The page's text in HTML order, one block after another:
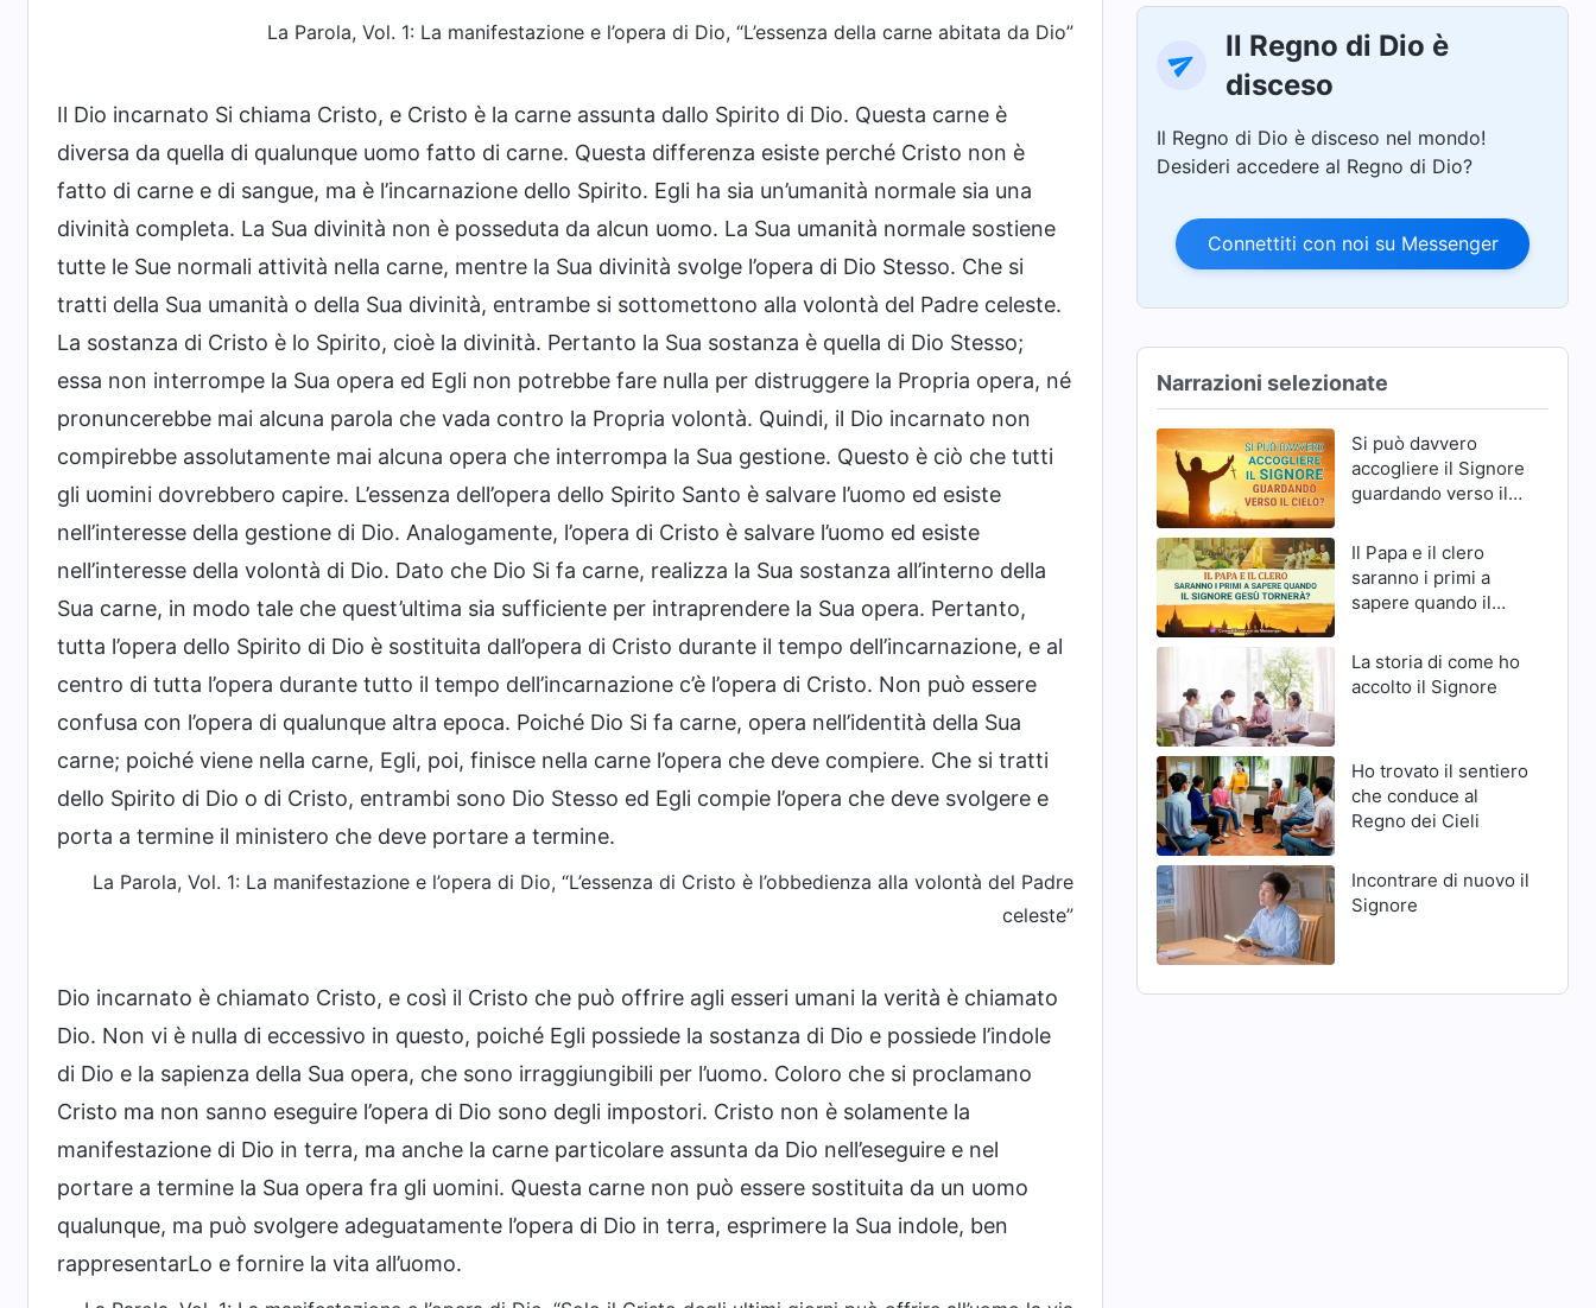
La Parola, Vol. 1: La manifestazione e l’opera di Dio, “L’essenza della carne abitata da Dio”
Il Dio incarnato Si chiama Cristo, e Cristo è la carne assunta dallo Spirito di Dio. Questa carne è
diversa da quella di qualunque uomo fatto di carne. Questa differenza esiste perché Cristo non è
fatto di carne e di sangue, ma è l’incarnazione dello Spirito. Egli ha sia un’umanità normale sia una
divinità completa. La Sua divinità non è posseduta da alcun uomo. La Sua umanità normale sostiene
tutte le Sue normali attività nella carne, mentre la Sua divinità svolge l’opera di Dio Stesso. Che si
tratti della Sua umanità o della Sua divinità, entrambe si sottomettono alla volontà del Padre celeste.
La sostanza di Cristo è lo Spirito, cioè la divinità. Pertanto la Sua sostanza è quella di Dio Stesso;
essa non interrompe la Sua opera ed Egli non potrebbe fare nulla per distruggere la Propria opera, né
pronuncerebbe mai alcuna parola che vada contro la Propria volontà. Quindi, il Dio incarnato non
compirebbe assolutamente mai alcuna opera che interrompa la Sua gestione. Questo è ciò che tutti
gli uomini dovrebbero capire. L’essenza dell’opera dello Spirito Santo è salvare l’uomo ed esiste
nell’interesse della gestione di Dio. Analogamente, l’opera di Cristo è salvare l’uomo ed esiste
nell’interesse della volontà di Dio. Dato che Dio Si fa carne, realizza la Sua sostanza all’interno della
Sua carne, in modo tale che quest’ultima sia sufficiente per intraprendere la Sua opera. Pertanto,
tutta l’opera dello Spirito di Dio è sostituita dall’opera di Cristo durante il tempo dell’incarnazione, e al
centro di tutta l’opera durante tutto il tempo dell’incarnazione c’è l’opera di Cristo. Non può essere
confusa con l’opera di qualunque altra epoca. Poiché Dio Si fa carne, opera nell’identità della Sua
carne; poiché viene nella carne, Egli, poi, finisce nella carne l’opera che deve compiere. Che si tratti
dello Spirito di Dio o di Cristo, entrambi sono Dio Stesso ed Egli compie l’opera che deve svolgere e
porta a termine il ministero che deve portare a termine.
La Parola, Vol. 1: La manifestazione e l’opera di Dio, “L’essenza di Cristo è l’obbedienza alla volontà del Padre
celeste”
Dio incarnato è chiamato Cristo, e così il Cristo che può offrire agli esseri umani la verità è chiamato
Dio. Non vi è nulla di eccessivo in questo, poiché Egli possiede la sostanza di Dio e possiede l’indole
di Dio e la sapienza della Sua opera, che sono irraggiungibili per l’uomo. Coloro che si proclamano
Cristo ma non sanno eseguire l’opera di Dio sono degli impostori. Cristo non è solamente la
manifestazione di Dio in terra, ma anche la carne particolare assunta da Dio nell’eseguire e nel
portare a termine la Sua opera fra gli uomini. Questa carne non può essere sostituita da un uomo
qualunque, ma può svolgere adeguatamente l’opera di Dio in terra, esprimere la Sua indole, ben
rappresentarLo e fornire la vita all’uomo.
Il Regno di Dio è
disceso
Il Regno di Dio è disceso nel mondo!
Desideri accedere al Regno di Dio?
Connettiti con noi su Messenger
Narrazioni selezionate
Si può davvero
accogliere il Signore
guardando verso il
Il Papa e il clero
saranno i primi a
sapere quando il
tornerà?
La storia di come ho
accolto il Signore
Ho trovato il sentiero
che conduce al
Regno dei Cieli
Incontrare di nuovo il
Signore